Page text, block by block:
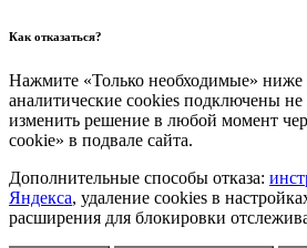
Как отказаться?
Нажмите «Только необходимые»
аналитические cookies подключены
изменить решение в любой момент
cookie» в подвале сайта.
Дополнительные способы отказа:
Яндекса, удаление cookies в
расширения для блокировки